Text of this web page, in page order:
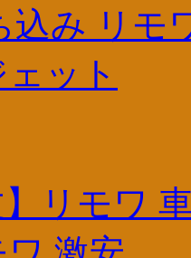
込み リモ
ット
】リモワ